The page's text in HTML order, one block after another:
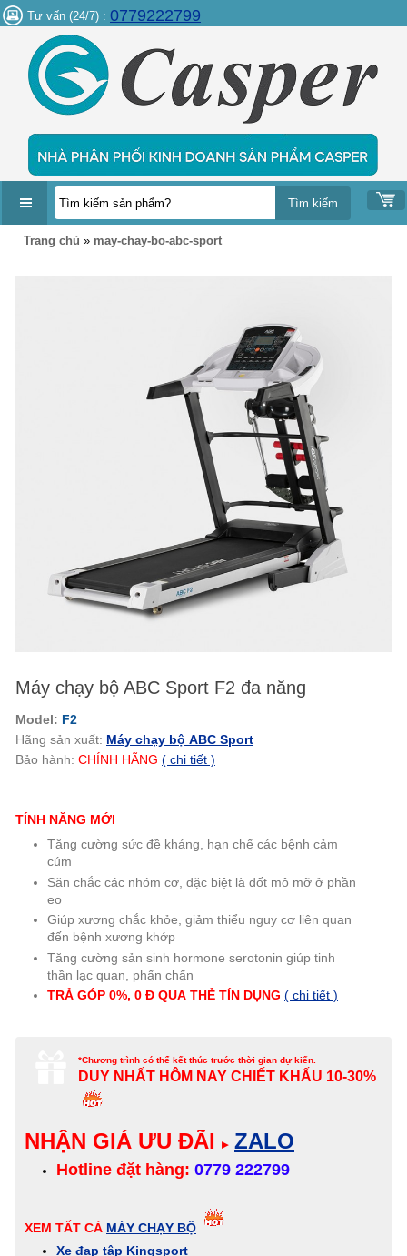
Tư vấn (24/7) : 0779222799
DANH
Trang chủ » may-chay-bo-abc-sport
Máy chạy bộ ABC Sport F2 đa năng
Model: F2
Hãng sản xuất: Máy chạy bộ ABC Sport
Bảo hành: CHÍNH HÃNG ( chi tiết )
TÍNH NĂNG MỚI
Tăng cường sức đề kháng, hạn chế các bệnh cảm
cúm
Săn chắc các nhóm cơ, đặc biệt là đốt mô mỡ ở phần
eo
Giúp xương chắc khỏe, giảm thiểu nguy cơ liên quan
đến bệnh xương khớp
Tăng cường sản sinh hormone serotonin giúp tinh
thần lạc quan, phấn chấn
TRẢ GÓP 0%, 0 Đ QUA THẺ TÍN DỤNG ( chi tiết )
*Chương trình có thể kết thúc trước thời gian dự kiến.
DUY NHẤT HÔM NAYCHIẾT KHẤU 10-30%
NHẬN GIÁ ƯU ĐÃI ▸ ZALO
Hotline đặt hàng: 0779 222799
XEM TẤT CẢ MÁY CHẠY BỘ
Xe đạp tập Kingsport